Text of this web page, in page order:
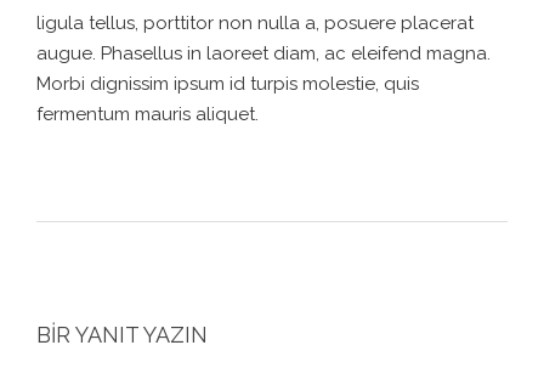
ligula tellus, porttitor non nulla a, posuere placerat
augue. Phasellus in laoreet diam, ac eleifend magna.
Morbi dignissim ipsum id turpis molestie, quis
fermentum mauris aliquet.
BIR YANIT YAZIN